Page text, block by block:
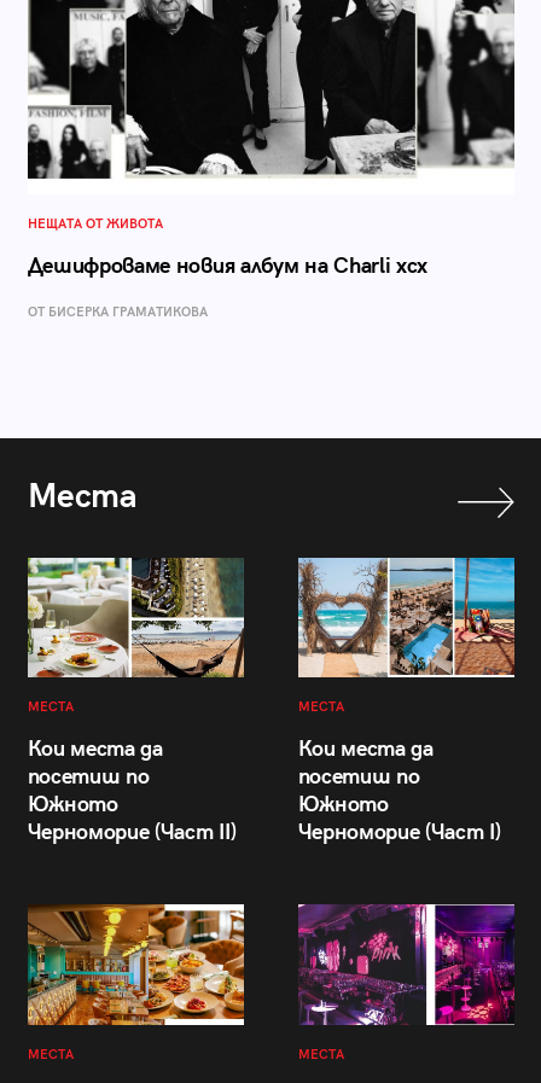
НЕЩАТА ОТ ЖИВОТА
Дешифроваме новия албум на Charli xcx
ОТ БИСЕРКА ГРАМАТИКОВА
Места
МЕСТА
Кои места да
посетиш по
Южното
Черноморие (Част II)
МЕСТА
Кои места да
посетиш по
Южното
Черноморие (Част I)
МЕСТА МЕСТА